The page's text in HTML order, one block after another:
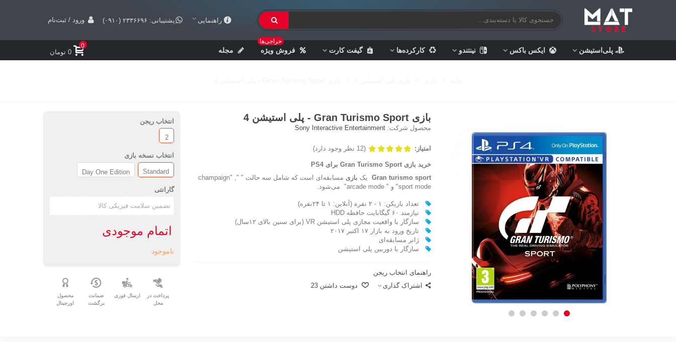
راهنمایی پشتیبانی: ۲۳۳۶۶۹۶ (۰۹۱۰) ورود / ثبت‌نام
پلی‌استیشن ایکس باکس نینتندو کارکرده‌ها گیفت کارت فروش ویژه
حراجی‌ها
مجله
0
0 تومان
بازی Gran Turismo Sport - پلی استیشن 4
محصول شرکت: Sony Interactive Entertainment
امتیاز: (12 نظر وجود دارد)
خرید بازی Gran Turismo Sport برای PS4
Gran turismo sportیک بازی
مسابقه‌ای است که شامل سه حالت " champaign" ,"
sport mode" و " arcade mode" می‌شود.
تعداد بازیکن: ۱ - ۲ نفره (آنلاین: ۱ تا ۲۴نفره)
نیازمند ۶۰ گیگابایت حافظه HDD
سازگار با واقعیت مجازی پلی استیشن VR (برای سنین بالای ۱۲سال)
تاریخ ورود به بازار ۱۷ اکتبر ۲۰۱۷
ژانر مسابقه‌ای
سازگار با دوربین پلی استیشن
راهنمای انتخاب ریجن
اشتراک گذاری
دوست داشتن 23
انتخاب ریجن
2
انتخاب نسخه بازی
Standard
Day One Edition
گارانتی
اتمام موجودی
ناموجود
پرداخت در
محل
ارسال فوری
ضمانت
برگشت
محصول
اورجینال